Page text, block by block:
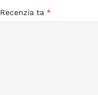
Recenzia ta *